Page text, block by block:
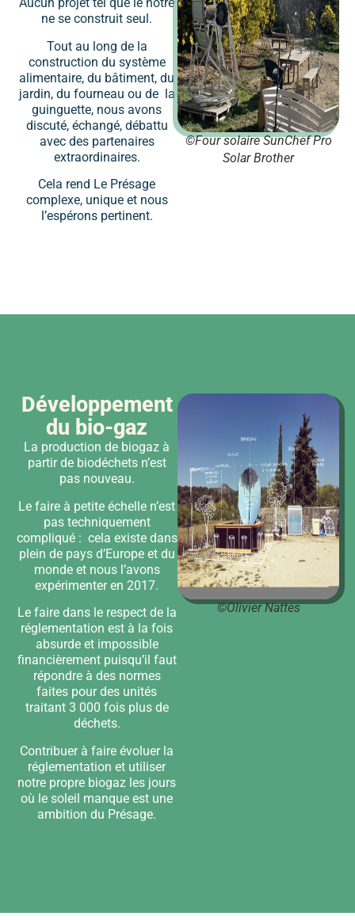
ne se construit seul.
Tout au long de la
construction du système
alimentaire, du bâtiment, du
jardin, du fourneau ou de la
guinguette, nous avons
discuté, échangé, débattu
avec des partenaires
extraordinaires.
Cela rend Le Présage
complexe, unique et nous
l’espérons pertinent.
©Four solaire SunChef Pro
Solar Brother
©Olivier Nattes
Développement
du bio-gaz
La production de biogaz à
partir de biodéchets n’est
pas nouveau.
Le faire à petite échelle n’est
pas techniquement
compliqué : cela existe dans
plein de pays d’Europe et du
monde et nous l’avons
expérimenter en 2017.
Le faire dans le respect de la
réglementation est à la fois
absurde et impossible
financièrement puisqu’il faut
répondre à des normes
faites pour des unités
traitant 3 000 fois plus de
déchets.
Contribuer à faire évoluer la
réglementation et utiliser
notre propre biogaz les jours
où le soleil manque est une
ambition du Présage.